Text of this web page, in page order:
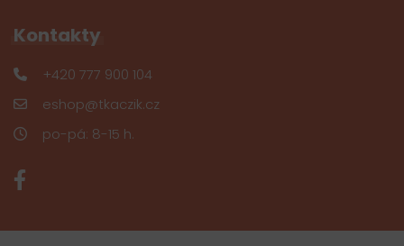
Kontakty
+420 777 900 104
eshop@tkaczik.cz
po-pá: 8-15 h.